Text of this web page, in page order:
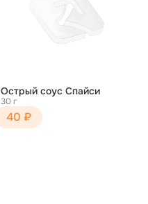
Острый соус Спайси
30 г
40 ₽